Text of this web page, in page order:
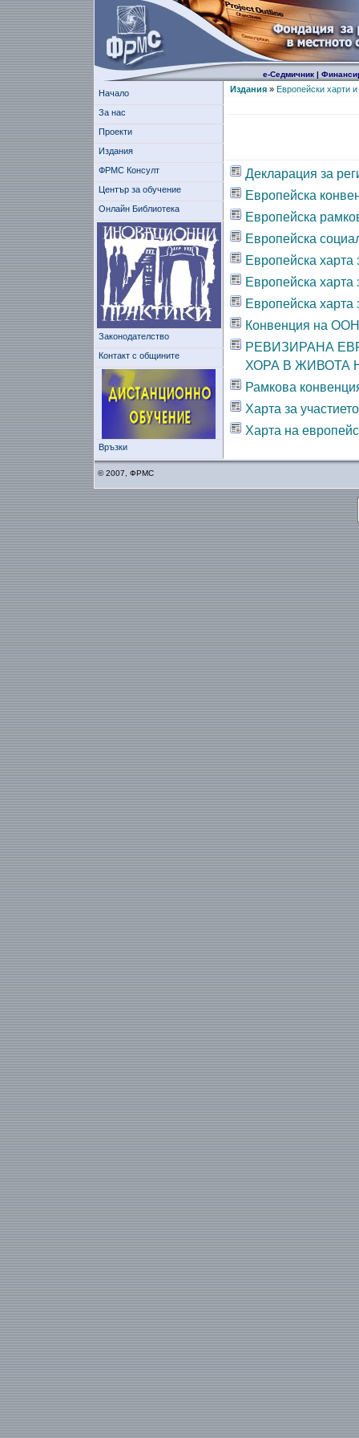
е-Седмичник|
Начало
За нас
Проекти
Издания
ФРМС Консулт
Център за обучение
Онлайн Библиотека
Законодателство
Контакт с общините
Връзки
Издания» Европейски харти
Декларация за
Европейска
Европейска
Европейска
Европейска
Европейска
Европейска
Конвенция на ООН
РЕВИЗИРАНА
ХОРА В ЖИВОТА
Рамкова
Харта за
Харта на
© 2007, ФРМС